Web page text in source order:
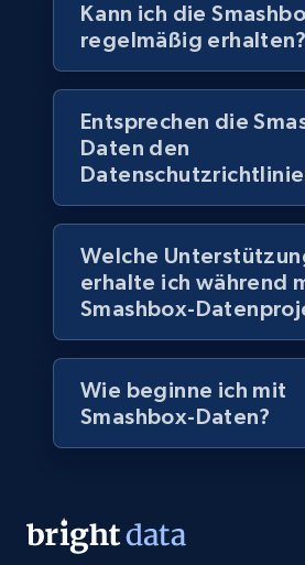
TikTok Shop
URL, Title, Available,
price, Final price, Discount
eCommerce
5.4K+ 668+
URL, Profile url, Linkedin num id,
name, Certifications, Profile
connections, and more.
5.3K+ 384+
Kann ich die
regelmäßig erhalten?
Entsprechen die
Daten den
Welche
erhalte ich während
Smashbox-
Wie beginne ich mit
Smashbox-Daten?